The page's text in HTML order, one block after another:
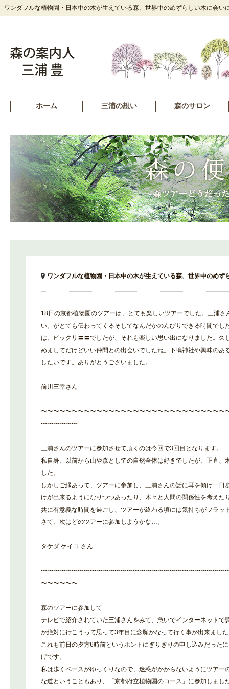
ワンダフルな植物園・日本中の木が生えている森、世界中のめずらしい木に会い
ホーム 三浦の想い 森のサロン
ワンダフルな植物園・日本中の木が生えている森、世界中のめず
18日の京都植物園のツアーは、とても楽しいツアーでした。三浦
い。がとても伝わってくるそしてなんだかのんびりできる時間で
は、ビックリ〓〓でしたが、それも楽しい思い出になりました。久
めましてだけどいい仲間との出会いでしたね。下鴨神社や興味のあ
したいです。ありがとうございました。
前川三幸さん
〜〜〜〜〜〜〜〜〜〜〜〜〜〜〜〜〜〜〜〜〜〜〜〜〜〜〜〜〜〜
〜〜〜〜〜〜
三浦さんのツアーに参加させて頂くのは今回で3回目となります。
私自身、以前から山や森としての自然全体は好きでしたが、正直、
した。
しかしご縁あって、ツアーに参加し、三浦さんの話に耳を傾け一
けが出来るようになりつつあったり、木々と人間の関係性を考え
共に有意義な時間を過ごし、ツアーが終わる頃には気持ちがフラッ
さて、次はどのツアーに参加しようかな…。
タケダ ケイコ さん
〜〜〜〜〜〜〜〜〜〜〜〜〜〜〜〜〜〜〜〜〜〜〜〜〜〜〜〜〜〜
〜〜〜〜〜〜
森のツアーに参加して
テレビで紹介されていた三浦さんをみて、急いでインターネットで
か絶対に行こうって思って3年目に念願かなって行く事が出来まし
これも前日の夕方6時前というホントにぎりぎりの申し込みだった
げです。
私は歩くペースがゆっくりなので、迷惑がかからないようにツアー
な道ということもあり、「京都府立植物園のコース」に参加しまし